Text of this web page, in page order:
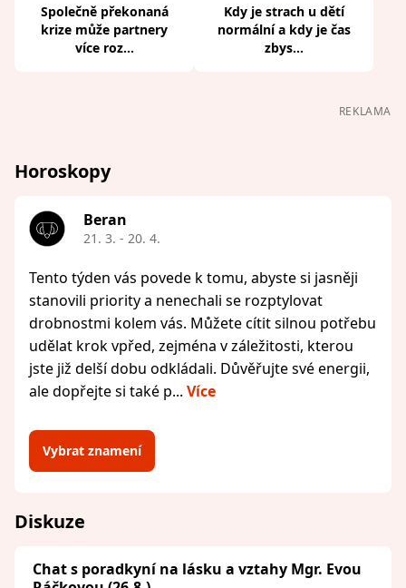
Společně překonaná
krize může partnery
více roz...
Kdy je strach u dětí
normální a kdy je čas
zbys...
REKLAMA
Horoskopy
Beran
21. 3. - 20. 4.
Tento týden vás povede k tomu, abyste si jasněji
stanovili priority a nenechali se rozptylovat
drobnostmi kolem vás. Můžete cítit silnou potřebu
udělat krok vpřed, zejména v záležitosti, kterou
jste již delší dobu odkládali. Důvěřujte své energii,
ale dopřejte si také p... Více
Vybrat znamení
Diskuze
Chat s poradkyní na lásku a vztahy Mgr. Evou